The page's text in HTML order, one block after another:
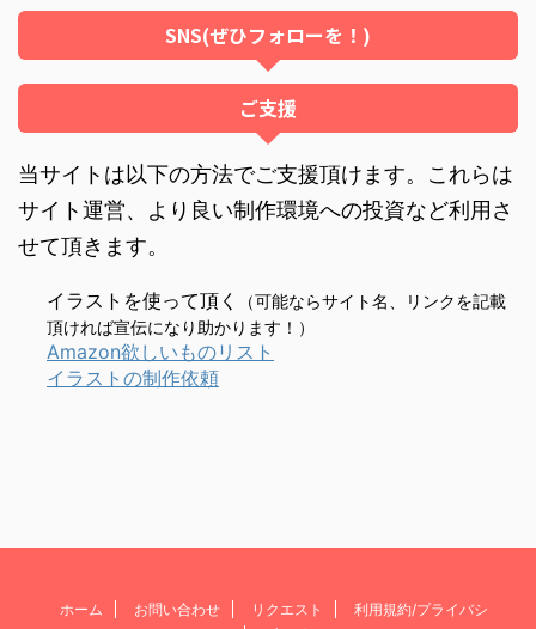
SNS(ぜひフォローを！)
ご支援
当サイトは以下の方法でご支援頂けます。これらは
サイト運営、より良い制作環境への投資など利用さ
せて頂きます。
イラストを使って頂く
（可能ならサイト名、リンクを記載
頂ければ宣伝になり助かります！）
Amazon欲しいものリスト
イラストの制作依頼
ホーム お問い合わせ リクエスト
利用規約/プライバシ